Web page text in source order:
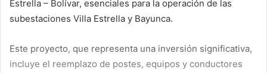
Estrella – Bolívar, esenciales para la operación de las
subestaciones Villa Estrella y Bayunca.
Este proyecto, que representa una inversión significativa,
incluye el reemplazo de postes, equipos y conductores